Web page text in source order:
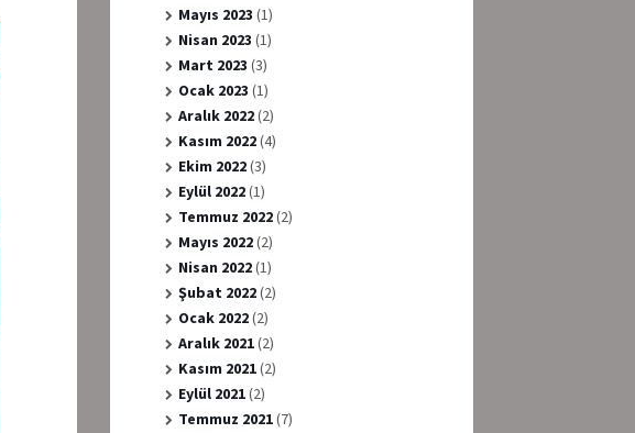
Mayıs 2023 (1)
Nisan 2023 (1)
Mart 2023 (3)
Ocak 2023 (1)
Aralık 2022(2)
Kasım 2022(4)
Ekim 2022(3)
Eylül 2022(1)
Temmuz 2022(2)
Mayıs 2022(2)
Nisan 2022(1)
Şubat 2022(2)
Ocak 2022(2)
Aralık 2021(2)
Kasım 2021(2)
Eylül 2021(2)
Temmuz 2021(7)